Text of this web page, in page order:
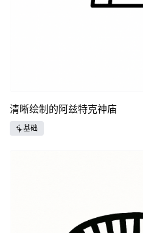
清晰绘制的阿兹特克神庙
基础